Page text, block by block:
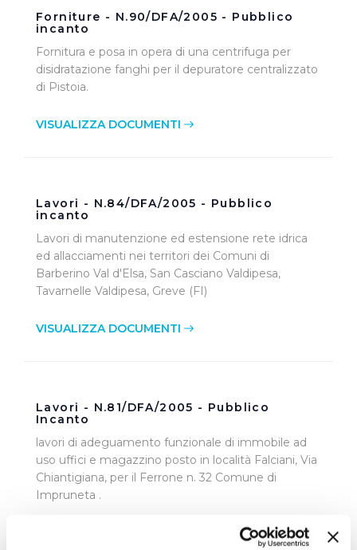
Forniture - N.90/DFA/2005 - Pubblico
incanto
Fornitura e posa in opera di una centrifuga per
disidratazione fanghi per il depuratore centralizzato
di Pistoia.
VISUALIZZA DOCUMENTI
Lavori - N.84/DFA/2005 - Pubblico
incanto
Lavori di manutenzione ed estensione rete idrica
ed allacciamenti nei territori dei Comuni di
Barberino Val d'Elsa, San Casciano Valdipesa,
Tavarnelle Valdipesa, Greve (FI)
VISUALIZZA DOCUMENTI
Lavori - N.81/DFA/2005 - Pubblico
Incanto
lavori di adeguamento funzionale di immobile ad
uso uffici e magazzino posto in località Falciani, Via
Chiantigiana, per il Ferrone n. 32 Comune di
Impruneta .